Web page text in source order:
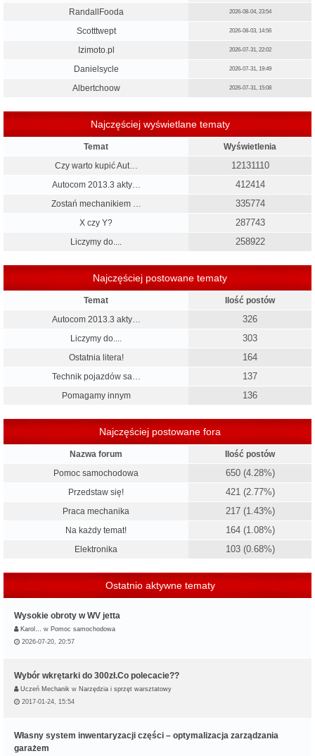
RandallFooda
2026-08-04, 23:54
Scotttwept 2026-08-03, 14:56
Izimoto.pl 2026-07-31, 22:02
Danielsycle 2026-07-31, 19:49
Albertchoow 2026-07-31, 15:08
Najczęściej wyświetlane tematy
Temat
Wyświetlenia
Czy warto kupić Aut…
12131110
Autocom 2013.3 akty… 412414
Zostań mechanikiem … 335774
X czy Y? 287743
Liczymy do.... 258922
Najczęściej postowane tematy
Temat
Ilość postów
Autocom 2013.3 akty…
326
Liczymy do.... 303
Ostatnia litera! 164
Technik pojazdów sa… 137
Pomagamy innym 136
Najczęściej postowane fora
Nazwa forum
Ilość postów
Pomoc samochodowa
650 (4.28%)
Przedstaw się! 421 (2.77%)
Praca mechanika 217 (1.43%)
Na każdy temat! 164 (1.08%)
Elektronika 103 (0.68%)
Ostatnio aktywne tematy
Wysokie obroty w WV jetta
Karol… w Pomoc samochodowa
2026-07-20, 20:57
Wybór wkrętarki do 300zł.Co polecacie??
Uczeń Mechanik w Narzędzia i sprzęt warsztatowy
2017-01-24, 15:54
Własny system inwentaryzacji części – optymalizacja zarządzania
garażem